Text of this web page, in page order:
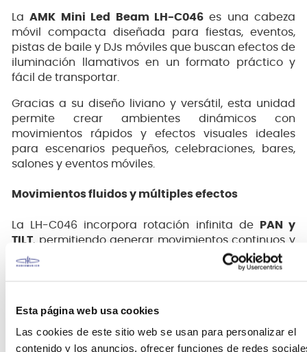
Esta página web usa cookies
Las cookies de este sitio web se usan para personalizar el
contenido y los anuncios, ofrecer funciones de redes
LaAMK Mini Led Beam LH-C046es una cabeza
móvil compacta diseñada para fiestas, eventos,
pistas de baile y DJs móviles que buscan efectos de
iluminación llamativos en un formato práctico y
fácil de transportar.
Gracias a su diseño liviano y versátil, esta unidad
permite crear ambientes dinámicos con
movimientos rápidos y efectos visuales ideales
para escenarios pequeños, celebraciones, bares,
salones y eventos móviles.
Movimientos fluidos y múltiples efectos
La LH-C046 incorpora rotación infinita de
PAN y
TILT, permitiendo generar movimientos continuos y
efectos de iluminación envolventes en todo el
espacio. Sus múltiples efectos de color ayudan a
Además, cuenta con distintos modos de
funcionamiento que facilitan su uso tanto para
usuarios principiantes como para configuraciones